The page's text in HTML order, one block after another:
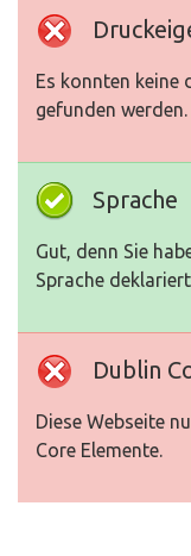
Es konnten keine
gefunden werden.
Sprache
Gut, denn Sie
Sprache
Dublin
Diese Webseite
Core Elemente.